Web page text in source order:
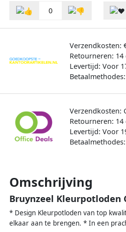
0
Verzendkosten:
Retourneren: 14
Levertijd: Voor
Betaalmethodes:
Verzendkosten:
Retourneren: 14
Levertijd: Voor
Betaalmethodes:
Omschrijving
Bruynzeel Kleurpotloden
* Design Kleurpotloden van top
elkaar aan te brengen. * In een